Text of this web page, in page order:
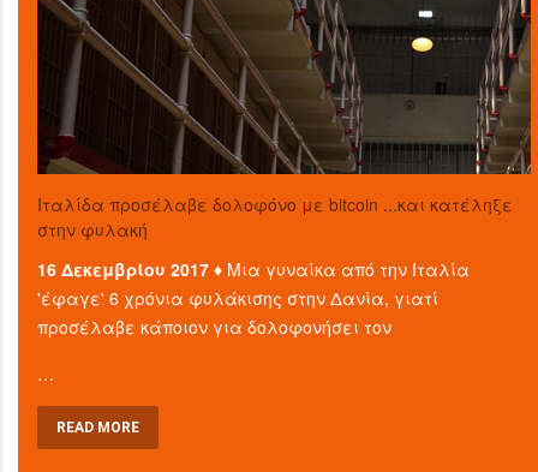
Ιταλίδα προσέλαβε δολοφόνο με bitcoin ...και κατέληξε
στην φυλακή
16 Δεκεμβρίου 2017 ♦ Μια γυναίκα από την Ιταλία
'έφαγε' 6 χρόνια φυλάκισης στην Δανία, γιατί
προσέλαβε κάποιον για δολοφονήσει τον
…
READ MORE